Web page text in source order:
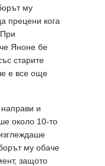
му
прецени кога
Яноне бе
старите
е все още
и
около 10-то
му обаче
защото